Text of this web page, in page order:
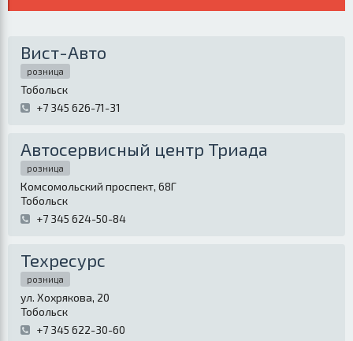
Вист-Авто
розница
Тобольск
+7 345 626-71-31
Автосервисный центр Триада
розница
Комсомольский проспект, 68Г
Тобольск
+7 345 624-50-84
Техресурс
розница
ул. Хохрякова, 20
Тобольск
+7 345 622-30-60